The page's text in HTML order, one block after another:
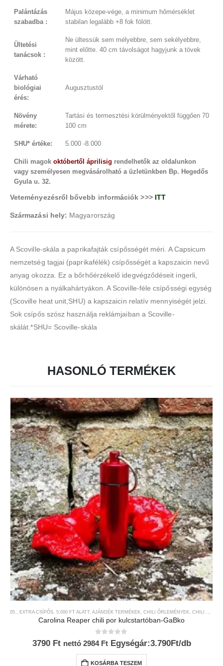
Palántázás
szabadba :
Május közepe-vége, a minimum hőmérséklet
stabilan legalább +8 fok fölött.
Ültetési
tanácsok :
Ne ültessük sem mélyebbre, sem sekélyebbre,
mint előtte. 40 cm távolságot hagyjunk a tövek
között.
Várható
biológiai
érés:
Augusztustól
Növény
mérete:
Tartási és termesztési körülményektől függően 70
100 cm
SHU* értéke: 5.000 -8.000
Chili magok októbertől áprilisig rendelhetők az oldalunkon
vagy személyesen megvásárolható a üzletünkben Bp. Hegedős
Gyula u. 32.
Veteményezésről bővebb információk >>> ITT
Származási hely: Magyarország
A Scoville-skála a paprikafajták csípősségét méri. A Capsicum
nemzetség tagjai (paprikafélék) csípősségét a kapszaicin nevű
anyag okozza. Ez a bőrhőérzékelő idegvégződéseit ingerli,
különösen a nyálkahártyákon. A Scoville-féle csípősségi egység
(Scoville heat unit,SHU) a kapszaicin relatív mennyiségét jelzi.
Sok csípős szósz használja reklámjaiban a Scoville-
skálát.*SHU= Scoville-skála
HASONLÓ TERMÉKEK
05., EXTRA CSÍPŐS 5.000 FT ALATT AJÁNDÉK TERMÉKEK CHILI ŐRLEMÉNYEK CHILI TERMÉKEK
Carolina Reaper chili por kulcstartóban-GaBko
0 az 5-ből
3790 Ft nettó 2984 Ft Egységár:3.790Ft/db
KOSÁRBA TESZEM